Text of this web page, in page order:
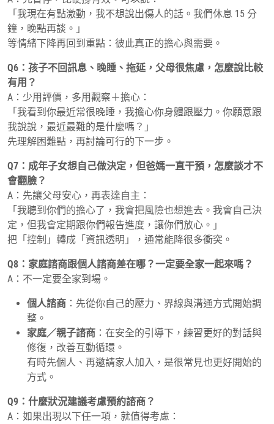
「我現在有點激動，我不想說出傷人的話。我們休息 15 分
鐘，晚點再談。」
等情緒下降再回到重點：彼此真正的擔心與需要。
Q6：孩子不回訊息、晚睡、拖延，父母很焦慮，怎麼說比較
有用？
A：少用評價，多用觀察＋擔心：
「我看到你最近常很晚睡，我擔心你身體跟壓力。你願意跟
我說說，最近最難的是什麼嗎？」
先理解困難點，再討論可行的下一步。
Q7：成年子女想自己做決定，但爸媽一直干預，怎麼談才不
會翻臉？
A：先讓父母安心，再表達自主：
「我聽到你們的擔心了，我會把風險也想進去。我會自己決
定，但我會定期跟你們報告進度，讓你們放心。」
把「控制」轉成「資訊透明」，通常能降很多衝突。
Q8：家庭諮商跟個人諮商差在哪？一定要全家一起來嗎？
A：不一定要全家到場。
個人諮商 ：先從你自己的壓力、界線與溝通方式開始調
整。
家庭／親子諮商 ：在安全的引導下，練習更好的對話與
修復，改善互動循環。
有時先個人、再邀請家人加入，是很常見也更好開始的
方式。
Q9：什麼狀況建議考慮預約諮商？
A：如果出現以下任一項，就值得考慮：